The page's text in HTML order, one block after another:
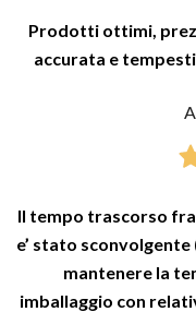
Prodotti ottimi,
accurata e
Il tempo trascorso
e’ stato sconvolgente
mantenere la
imballaggio con